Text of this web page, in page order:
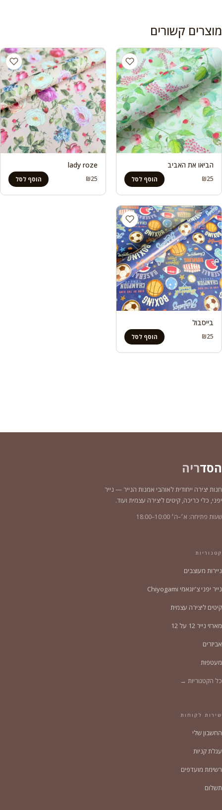
מוצרים קשורים
הביאו את האביב
₪25 הוסף לסל
lady roze
₪25 הוסף לסל
בייסבול
₪25 הוסף לסל
הסדריה
חנות יצירה ייחודית לאוהבי אמנות הנייר — נייר
יפני, כלי כריכה, קיטים ליצירה עצמית ועוד.
שעות פתיחה: א׳–ה׳ 10:00–18:00
קטגוריות
ניירות מעוצבים
נייר יפני צ'יוגאמי Chiyogami
קיטים ליצירה עצמית
מארזי נייר 12 על 12
אביזרים
מעטפות
כל הקטגוריות →
שירות לקוחות
החשבון שלי
עגלת קניות
רשימת מועדפים
תשלום